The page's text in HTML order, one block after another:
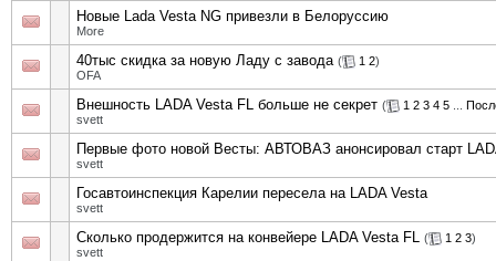
Новые Lada Vesta NG привезли в Белоруссию
More
40тыс скидка за новую Ладу с завода ( 1 2)
OFA
Внешность LADA Vesta FL больше не секрет ( 1 2 3 4 5
svett
Первые фото новой Весты: АВТОВАЗ анонсировал старт
svett
Госавтоинспекция Карелии пересела на LADA Vesta
svett
Сколько продержится на конвейере LADA Vesta FL ( 1 2 3)
svett